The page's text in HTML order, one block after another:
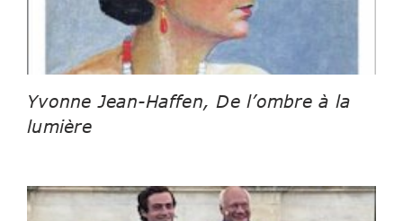
Yvonne Jean-Haffen, De l’ombre à la
lumière